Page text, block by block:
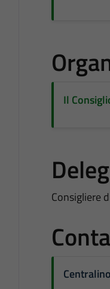
Il
Consigliere
Centralino